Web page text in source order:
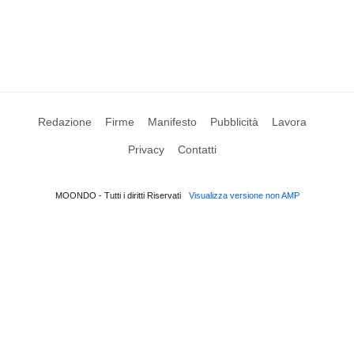
Redazione Firme Manifesto Pubblicità Lavora
Privacy Contatti
MOONDO - Tutti i diritti Riservati Visualizza versione non AMP